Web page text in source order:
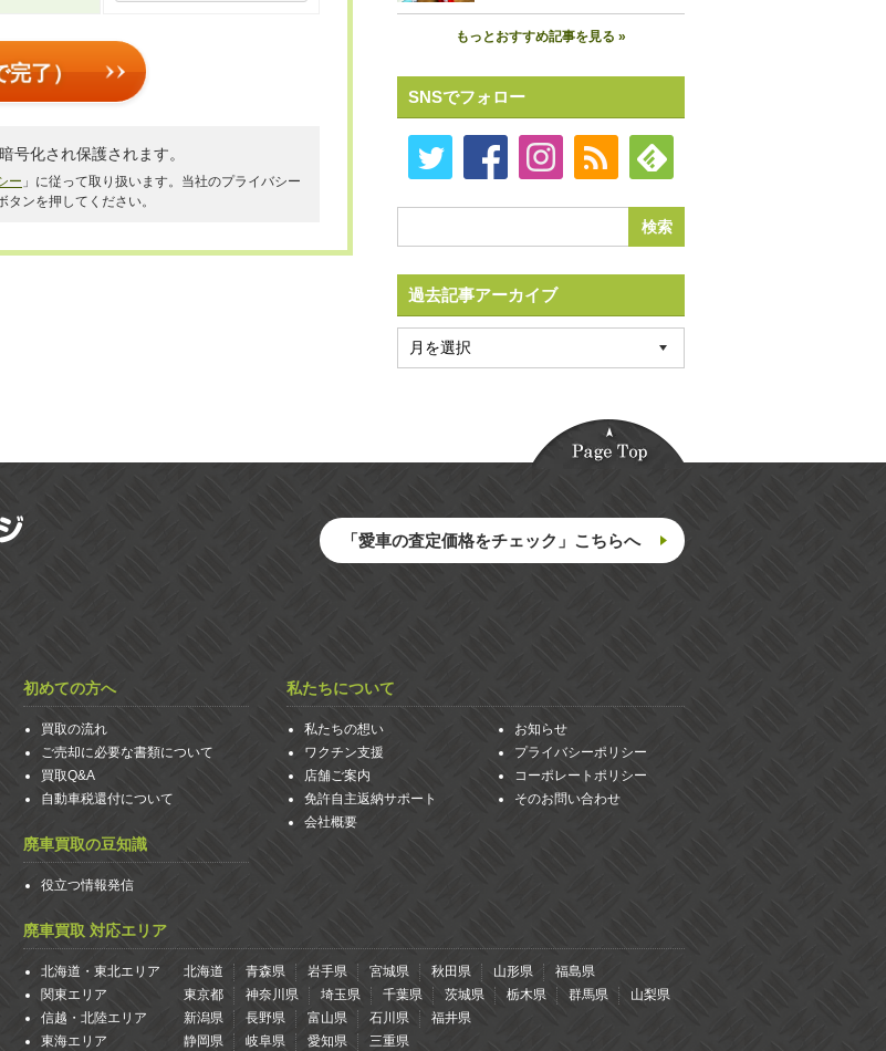
完了）
号化され保護されます。
ー 」に従って取り扱います。当社のプライバシー
ンを押してください。
もっとおすすめ記事を見る »
SNSでフォロー
過去記事アーカイブ
「愛車の査定価格をチェック」こちらへ
初めての方へ
買取の流れ
ご売却に必要な書類について
買取Q&A
自動車税還付について
廃車買取の豆知識
役立つ情報発信
私たちについて
私たちの想い
ワクチン支援
店舗ご案内
免許自主返納サポート
会社概要
お知らせ
プライバシーポリシー
コーポレートポリシー
そのお問い合わせ
廃車買取 対応エリア
北海道・東北エリア 北海道 青森県 岩手県 宮城県 秋田県 山形県
福島県
関東エリア
東京都 神奈川県 埼玉県 千葉県 茨城県 栃木県 群馬県
山梨県
信越・北陸エリア
新潟県 長野県 富山県 石川県
福井県
東海エリア
静岡県 岐阜県 愛知県 三重県